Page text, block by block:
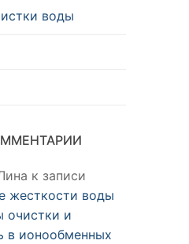
воды
к записи
жесткости воды
очистки и
в ионообменных